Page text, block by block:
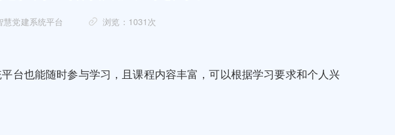
慧党建系统平台 浏览：1031次
台也能随时参与学习，且课程内容丰富，可以根据学习要求和个人兴